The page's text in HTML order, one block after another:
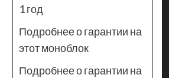
1 год
Подробнее о гарантии на
этот моноблок
Подробнее о гарантии на